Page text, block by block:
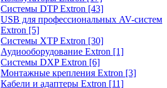
Системы DTP Extron [43]
USB для профессиональных AV-систем
Extron [5]
Системы XTP Extron [30]
Аудиооборудование Extron [1]
Системы DXP Extron [6]
Монтажные крепления Extron [3]
Кабели и адаптеры Extron [11]